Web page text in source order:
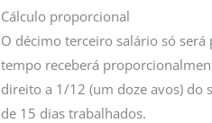
Cálculo proporcional
O décimo terceiro salário só
tempo receberá
direito a 1/12 (um doze avos) do
de 15 dias trabalhados.